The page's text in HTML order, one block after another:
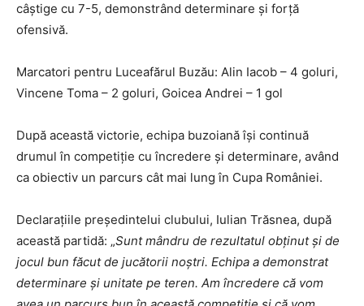
câștige cu 7-5, demonstrând determinare și forță
ofensivă.
Marcatori pentru Luceafărul Buzău: Alin Iacob – 4 goluri,
Vincene Toma – 2 goluri, Goicea Andrei – 1 gol
După această victorie, echipa buzoiană își continuă
drumul în competiție cu încredere și determinare, având
ca obiectiv un parcurs cât mai lung în Cupa României.
Declarațiile președintelui clubului, Iulian Trăsnea, după
această partidă: „Sunt mândru de rezultatul obținut și de
jocul bun făcut de jucătorii noștri. Echipa a demonstrat
determinare și unitate pe teren. Am încredere că vom